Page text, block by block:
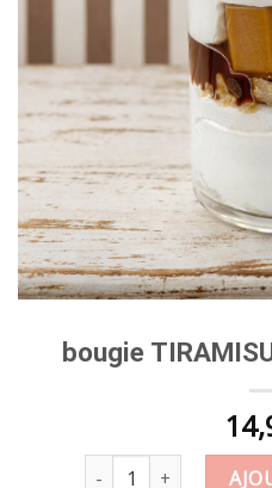
bougie
quantité de bougie